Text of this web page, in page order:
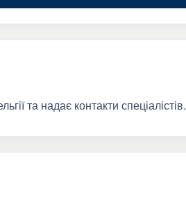
та надає контакти спеціалістів.